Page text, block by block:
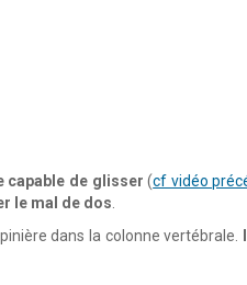
capable de glisser (cf vidéo
le mal de dos
dans la colonne vertébrale.